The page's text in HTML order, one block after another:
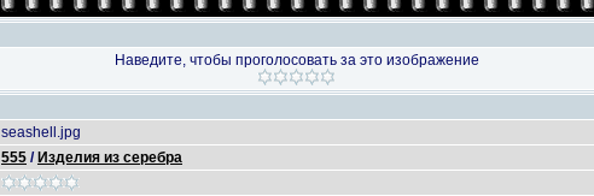
Наведите, чтобы проголосовать за это изображение
seashell.jpg
555 / Изделия из серебра